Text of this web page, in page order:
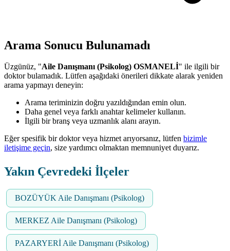
Arama Sonucu Bulunamadı
Üzgünüz, "Aile Danışmanı (Psikolog) OSMANELİ" ile ilgili bir
doktor bulamadık. Lütfen aşağıdaki önerileri dikkate alarak yeniden
arama yapmayı deneyin:
Arama teriminizin doğru yazıldığından emin olun.
Daha genel veya farklı anahtar kelimeler kullanın.
İlgili bir branş veya uzmanlık alanı arayın.
Eğer spesifik bir doktor veya hizmet arıyorsanız, lütfen bizimle
iletişime geçin, size yardımcı olmaktan memnuniyet duyarız.
Yakın Çevredeki İlçeler
BOZÜYÜK Aile Danışmanı (Psikolog)
MERKEZ Aile Danışmanı (Psikolog)
PAZARYERİ Aile Danışmanı (Psikolog)